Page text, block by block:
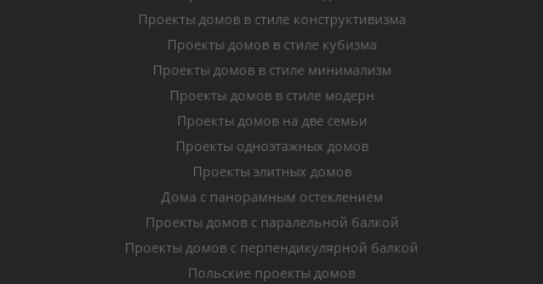
Проекты домов в стиле конструктивизма
Проекты домов в стиле кубизма
Проекты домов в стиле минимализм
Проекты домов в стиле модерн
Проекты домов на две семьи
Проекты одноэтажных домов
Проекты элитных домов
Дома с панорамным остеклением
Проекты домов с паралельной балкой
Проекты домов с перпендикулярной балкой
Польские проекты домов